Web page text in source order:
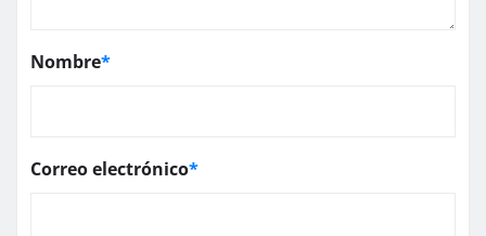
Nombre*
Correo electrónico*